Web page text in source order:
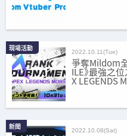
現場活動 2022.10.11(Tue)
爭奪Mildom
ILE》最強之
X LEGENDS
新聞 2022.10.08(Sat)